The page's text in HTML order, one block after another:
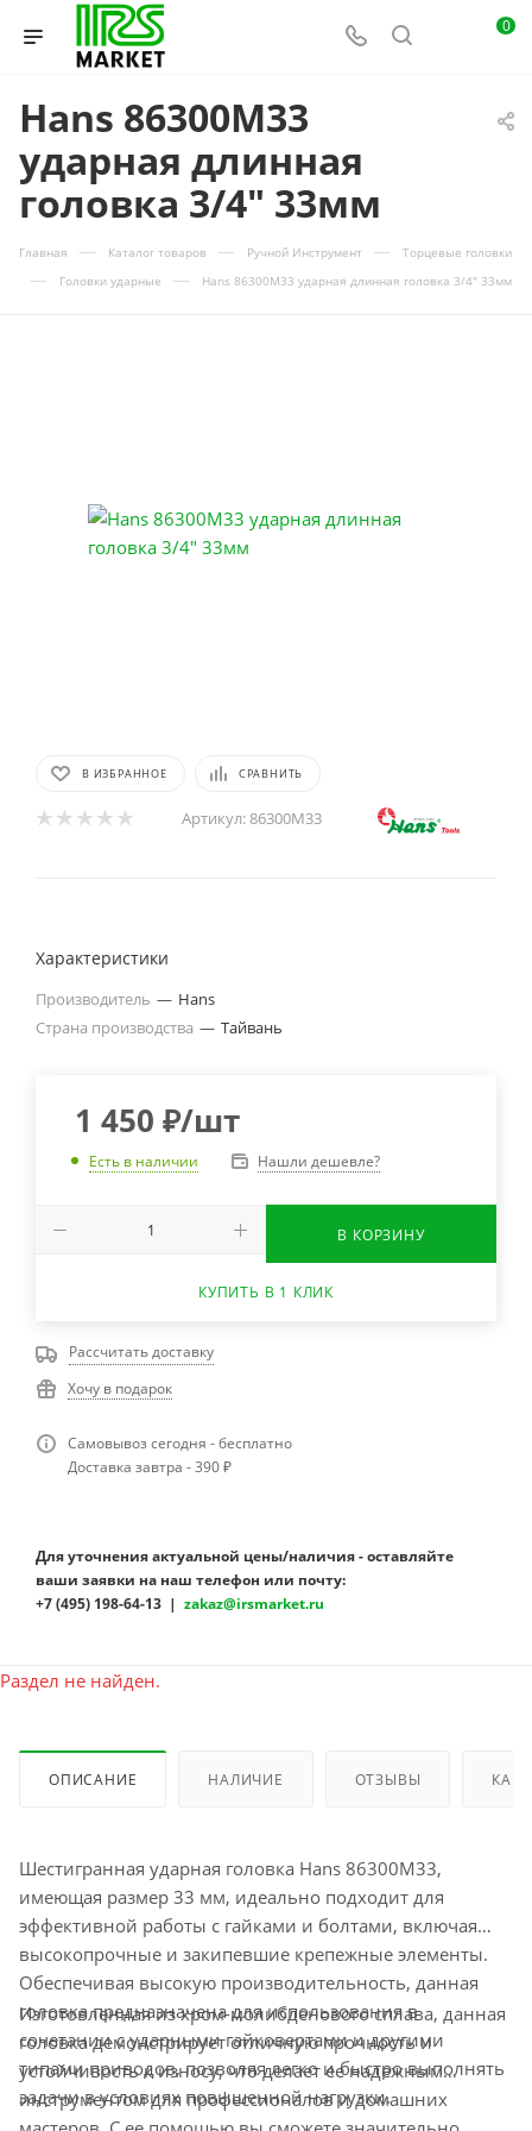
0
Hans 86300M33
ударная длинная
головка 3/4" 33мм
Главная — Каталог товаров — Ручной Инструмент — Торцевые головки
— Головки ударные — Hans 86300M33 ударная длинная головка 3/4" 33мм
В ИЗБРАННОЕ СРАВНИТЬ
Артикул:86300M33
Характеристики
Производитель — Hans
Страна производства — Тайвань
1 450 ₽/шт
Есть в наличии Нашли дешевле?
В КОРЗИНУ
КУПИТЬ В 1 КЛИК
Рассчитать доставку
Хочу в подарок
Самовывоз сегодня - бесплатно
Доставка завтра - 390 ₽
Для уточнения актуальной цены/наличия - оставляйте
ваши заявки на наш телефон или почту:
+7 (495) 198-64-13 | zakaz@irsmarket.ru
Раздел не найден.
ОПИСАНИЕ НАЛИЧИЕ ОТЗЫВЫ КАК
Шестигранная ударная головка Hans 86300M33,
имеющая размер 33 мм, идеально подходит для
эффективной работы с гайками и болтами, включая
высокопрочные и закипевшие крепежные элементы.
Обеспечивая высокую производительность, данная
головка предназначена для использования в
сочетании с ударными гайковертами и другими
типами приводов, позволяя легко и быстро выполнять
задачи в условиях повышенной нагрузки.
Изготовленная из хром-молибденового сплава, данная
головка демонстрирует отличную прочность и
устойчивость к износу, что делает ее надежным
инструментом для профессионалов и домашних